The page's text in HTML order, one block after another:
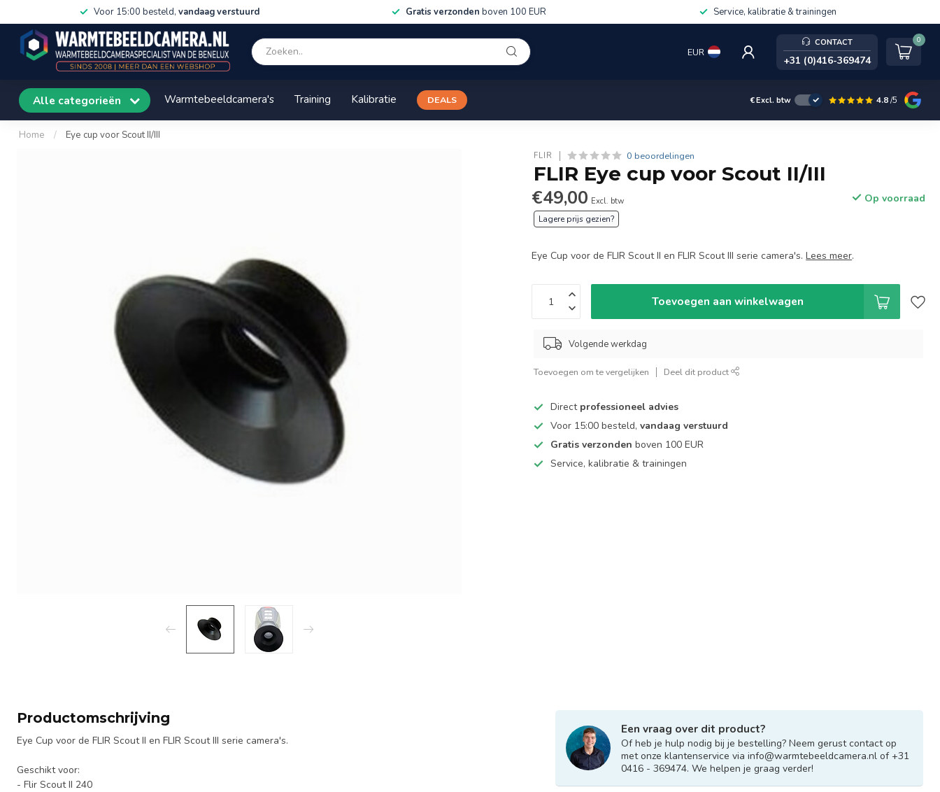
Voor 15:00 besteld, vandaag verstuurd Gratis verzonden boven 100 EUR Service, kalibratie & trainingen
EUR
CONTACT
+31 (0)416-369474
0
Alle categorieën Warmtebeeldcamera's Training Kalibratie DEALS €Excl. btw 4.8/5
Home / Eye cup voor Scout II/III
FLIR 0 beoordelingen
FLIR Eye cup voor Scout II/III
€49,00 Excl. btw Op voorraad
Lagere prijs gezien?
Eye Cup voor de FLIR Scout II en FLIR Scout III serie camera's.Lees meer.
Toevoegen aan winkelwagen
Volgende werkdag
Toevoegen om te vergelijken Deel dit product
Direct professioneel advies
Voor 15:00 besteld,vandaag verstuurd
Gratis verzonden boven 100 EUR
Service, kalibratie & trainingen
Productomschrijving
Eye Cup voor de FLIR Scout II en FLIR Scout III serie camera's.
Geschikt voor:
- Flir Scout II 240
Een vraag over dit product?
Of heb je hulp nodig bij je bestelling? Neem gerust contact op
met onze klantenservice via info@warmtebeeldcamera.nl of +31
0416 - 369474. We helpen je graag verder!